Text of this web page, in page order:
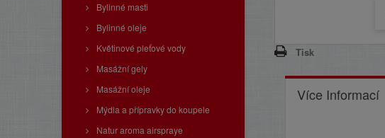
Bylinné masti
Bylinné oleje
Květinové pleťové vody
Masážní gely
Masážní oleje
Mýdla a přípravky do koupele
Natur aroma airspraye
Tisk
Více Informací